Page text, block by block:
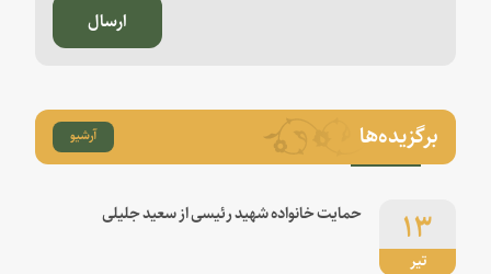
ارسال
برگزیده‌ها آرشیو
تیر
۱۳ حمایت خانواده شهید رئیسی از سعید جلیلی